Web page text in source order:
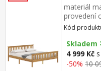
materiál
provedení
bez
× 200 cm
Kód
Skladem
4 999 Kč
-50% 10